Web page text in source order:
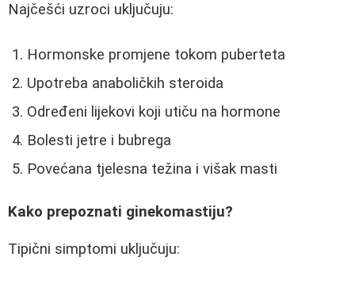
Najčešći uzroci uključuju:
Hormonske promjene tokom puberteta
Upotreba anaboličkih steroida
Određeni lijekovi koji utiču na hormone
Bolesti jetre i bubrega
Povećana tjelesna težina i višak masti
Kako prepoznati ginekomastiju?
Tipični simptomi uključuju: